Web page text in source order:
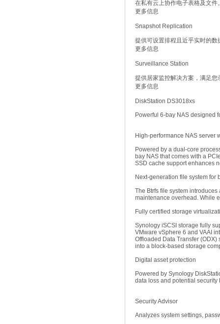
在私有云上协作电子表格及文件
更多信息
Snapshot Replication
提供可设置排程且近乎实时的
更多信息
Surveillance Station
提供居家监控解决方案，满足您
更多信息
DiskStation DS3018xs
Powerful 6-bay NAS designed
High-performance NAS server
Powered by a dual-core
bay NAS that comes with a
SSD cache support enhances
Next-generation file system for
The Btrfs file system
maintenance overhead. While
Fully certified storage
Synology iSCSI storage fully
VMware vSphere 6 and VAAI
Offloaded Data Transfer
into a block-based storage
Digital asset protection
Powered by Synology
data loss and potential security
Security Advisor
Analyzes system settings,